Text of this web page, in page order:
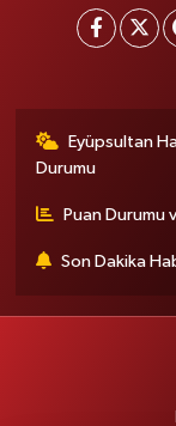
Eyüpsultan
Durumu
Puan Durumu
Son Dakika